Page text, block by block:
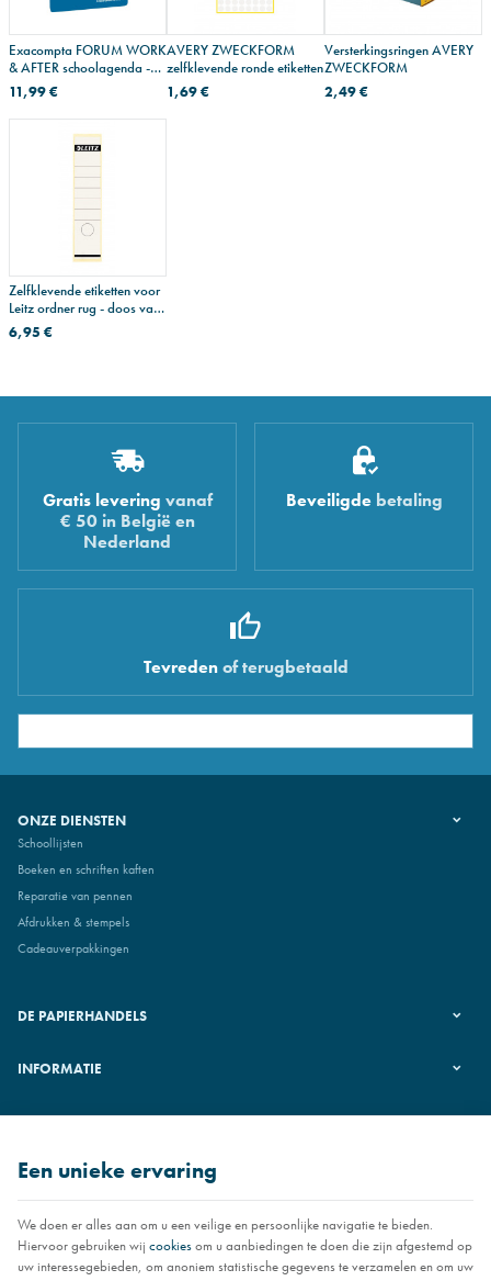
Exacompta FORUM WORK
& AFTER schoolagenda -
10 x 15 cm - 1 dag per
pagina
11,99 €
AVERY ZWECKFORM
zelfklevende ronde etiketten
1,69 €
Versterkingsringen AVERY
ZWECKFORM
2,49 €
Zelfklevende etiketten voor
Leitz ordner rug - doos van
10
6,95 €
Gratis levering vanaf
€ 50 in België en
Nederland
Beveiligdebetaling
Tevredenof terugbetaald
ONZE DIENSTEN
Schoollijsten
Boeken en schriften kaften
Reparatie van pennen
Afdrukken & stempels
Cadeauverpakkingen
DE PAPIERHANDELS
INFORMATIE
VOLG ONS
Een unieke ervaring
We doen er alles aan om u een veilige en persoonlijke navigatie te bieden.
Hiervoor gebruiken wij cookiesom u aanbiedingen te doen die zijn afgestemd op
uw interessegebieden, om anoniem statistische gegevens te verzamelen en om uw